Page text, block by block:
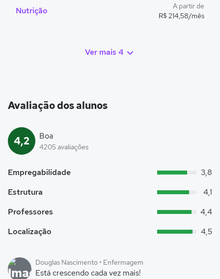
Nutrição
A partir de
R$ 214,58/mês
Ver mais 4
Avaliação dos alunos
4,2 Boa
4205 avaliações
Empregabilidade
3,8
Estrutura
4,1
Professores
4,4
Localização
4,5
Douglas Nascimento • Enfermagem
Está crescendo cada vez mais!